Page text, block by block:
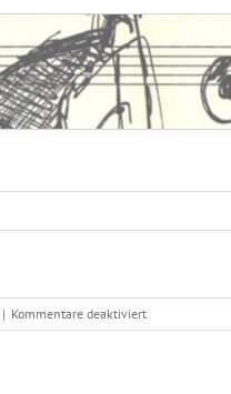
| Kommentare deaktiviertfür
monkolog